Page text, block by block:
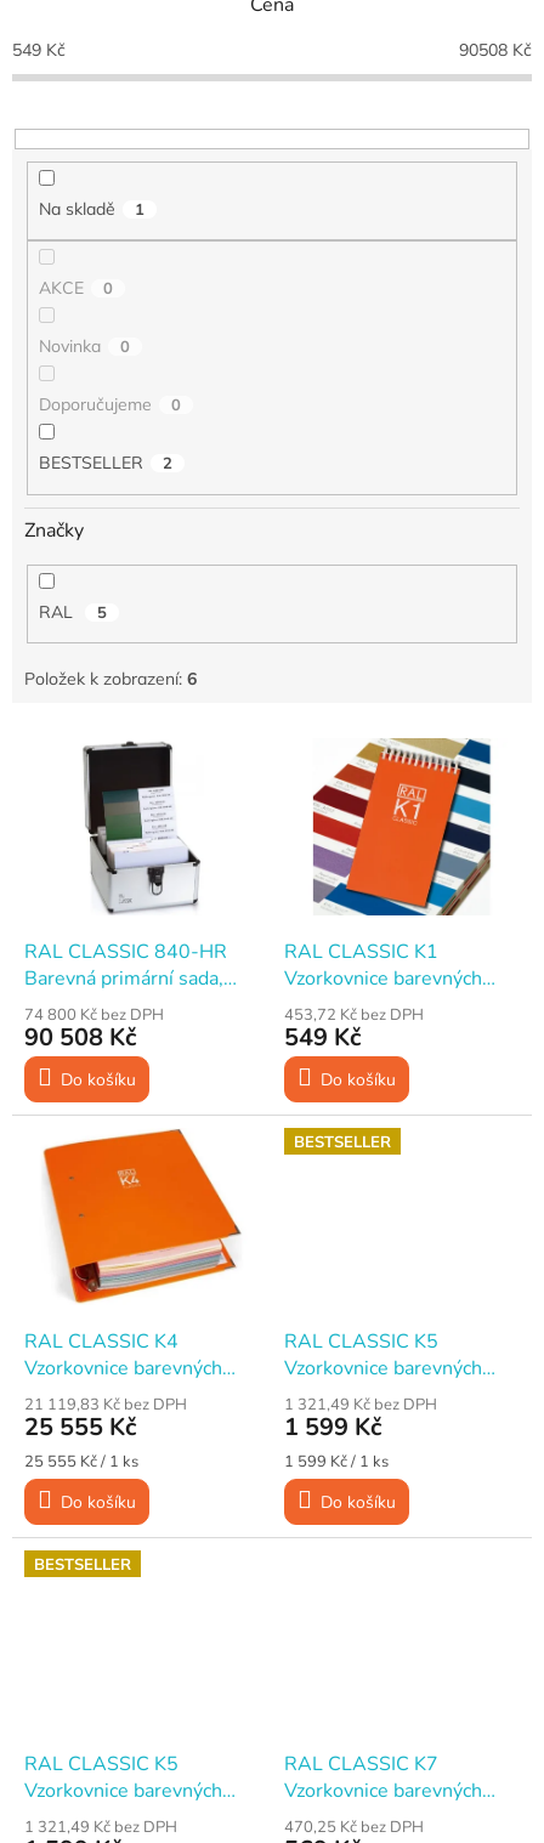
p
r
o
u
549 Kč 90508 Kč
Na skladě 1
AKCE 0
Novinka 0
Doporučujeme 0
BESTSELLER 2
Značky
RAL 5
Položek k zobrazení: 6
RAL CLASSIC 840-HR
Barevná primární sada,
polomat, vzorník 216 karet
v kufru, ISO 9000
74 800 Kč bez DPH
90 508 Kč
Do košíku
RAL CLASSIC K1
Vzorkovnice barevných
odstínů, lesk
453,72 Kč bez DPH
549 Kč
Do košíku
RAL CLASSIC K4
Vzorkovnice barevných
odstínů, polomat, DIN A4
v kroužkové vazbě
21 119,83 Kč bez DPH
25 555 Kč
Měrná
cena:
25 555 Kč / 1 ks
Do košíku
BESTSELLER
RAL CLASSIC K5
Vzorkovnice barevných
odstínů, vějíř, lesk
1 321,49 Kč bez DPH
1 599 Kč
Měrná
cena:
1 599 Kč / 1 ks
Do košíku
BESTSELLER
RAL CLASSIC K5
Vzorkovnice barevných
odstínů, vějíř, polomat
1 321,49 Kč bez DPH
RAL CLASSIC K7
Vzorkovnice barevných
odstínů, lesk
470,25 Kč bez DPH